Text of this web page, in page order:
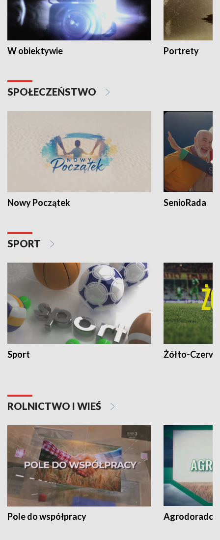
W obiektywie Portrety
SPOŁECZEŃSTWO
Nowy Początek SenioRada
SPORT
Sport Żółto-
ROLNICTWO I WIEŚ
Pole do współpracy Agrodoradcy